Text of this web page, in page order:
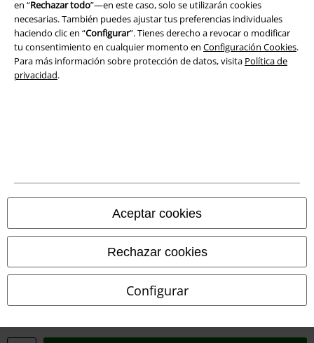
en “Rechazar todo”—en este caso, solo se utilizarán cookies
necesarias. También puedes ajustar tus preferencias individuales
haciendo clic en “Configurar”. Tienes derecho a revocar o modificar
tu consentimiento en cualquier momento en Configuración Cookies.
Para más información sobre protección de datos, visita Política de
privacidad.
Aceptar cookies
Rechazar cookies
Configurar
Eliminación de residuos y protección del medioambiente
Declaración de Conformidad
© 1986-2026 E.M.P. Merchandising HGmbH
Tiendas EMP online
EMP France